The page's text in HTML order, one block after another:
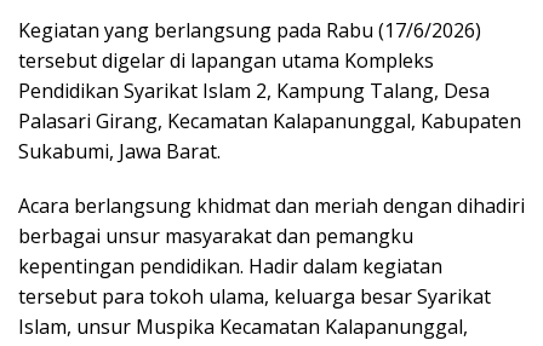
Kegiatan yang berlangsung pada Rabu (17/6/2026)
tersebut digelar di lapangan utama Kompleks
Pendidikan Syarikat Islam 2, Kampung Talang, Desa
Palasari Girang, Kecamatan Kalapanunggal, Kabupaten
Sukabumi, Jawa Barat.
Acara berlangsung khidmat dan meriah dengan dihadiri
berbagai unsur masyarakat dan pemangku
kepentingan pendidikan. Hadir dalam kegiatan
tersebut para tokoh ulama, keluarga besar Syarikat
Islam, unsur Muspika Kecamatan Kalapanunggal,